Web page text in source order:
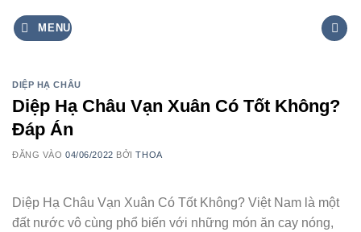
qua
MENU
DIỆP HẠ CHÂU
Diệp Hạ Châu Vạn Xuân Có Tốt Không?
Đáp Án
ĐĂNG VÀO04/06/2022 BỞITHOA
Diệp Hạ Châu Vạn Xuân Có Tốt Không? Việt Nam là một
đất nước vô cùng phổ biến với những món ăn cay nóng,